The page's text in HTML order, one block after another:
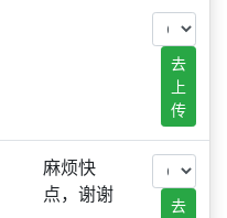
去
上
传
麻烦快
点，谢谢
去